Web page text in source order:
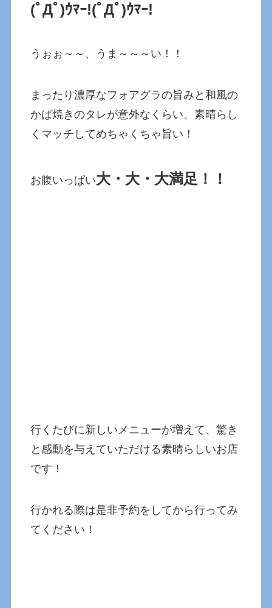
(ﾟДﾟ)ｳﾏｰ!(ﾟДﾟ)ｳﾏｰ!
うぉぉ～～、うま～～～い！！
まったり濃厚なフォアグラの旨みと和風の
かば焼きのタレが意外なくらい、素晴らし
くマッチしてめちゃくちゃ旨い！
お腹いっぱい大・大・大満足！！
行くたびに新しいメニューが増えて、驚き
と感動を与えていただける素晴らしいお店
です！
行かれる際は是非予約をしてから行ってみ
てください！